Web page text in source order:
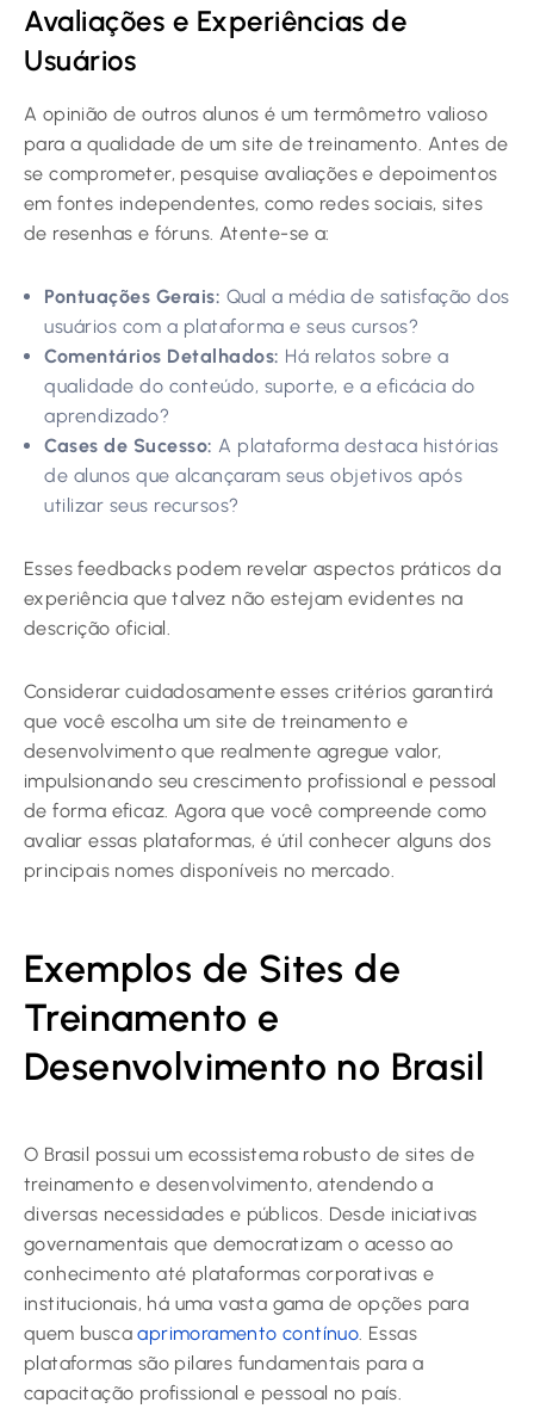
Avaliações e Experiências de
Usuários
A opinião de outros alunos é um termômetro valioso
para a qualidade de um site de treinamento. Antes de
se comprometer, pesquise avaliações e depoimentos
em fontes independentes, como redes sociais, sites
de resenhas e fóruns. Atente-se a:
Pontuações Gerais: Qual a média de satisfação dos
usuários com a plataforma e seus cursos?
Comentários Detalhados: Há relatos sobre a
qualidade do conteúdo, suporte, e a eficácia do
aprendizado?
Cases de Sucesso: A plataforma destaca histórias
de alunos que alcançaram seus objetivos após
utilizar seus recursos?
Esses feedbacks podem revelar aspectos práticos da
experiência que talvez não estejam evidentes na
descrição oficial.
Considerar cuidadosamente esses critérios garantirá
que você escolha um site de treinamento e
desenvolvimento que realmente agregue valor,
impulsionando seu crescimento profissional e pessoal
de forma eficaz. Agora que você compreende como
avaliar essas plataformas, é útil conhecer alguns dos
principais nomes disponíveis no mercado.
Exemplos de Sites de
Treinamento e
Desenvolvimento no Brasil
O Brasil possui um ecossistema robusto de sites de
treinamento e desenvolvimento, atendendo a
diversas necessidades e públicos. Desde iniciativas
governamentais que democratizam o acesso ao
conhecimento até plataformas corporativas e
institucionais, há uma vasta gama de opções para
quem buscaaprimoramento contínuo. Essas
plataformas são pilares fundamentais para a
capacitação profissional e pessoal no país.